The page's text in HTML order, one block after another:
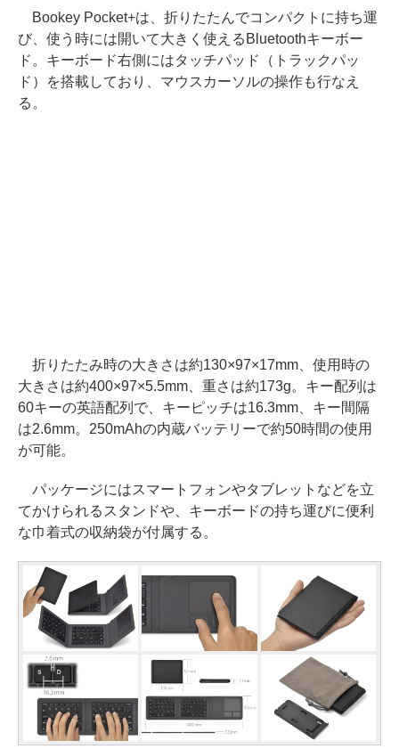
Bookey Pocket+は、折りたたんでコンパクトに持ち運
び、使う時には開いて大きく使えるBluetoothキーボー
ド。キーボード右側にはタッチパッド（トラックパッ
ド）を搭載しており、マウスカーソルの操作も行なえ
る。
折りたたみ時の大きさは約130×97×17mm、使用時の
大きさは約400×97×5.5mm、重さは約173g。キー配列は
60キーの英語配列で、キーピッチは16.3mm、キー間隔
は2.6mm。250mAhの内蔵バッテリーで約50時間の使用
が可能。
パッケージにはスマートフォンやタブレットなどを立
てかけられるスタンドや、キーボードの持ち運びに便利
な巾着式の収納袋が付属する。